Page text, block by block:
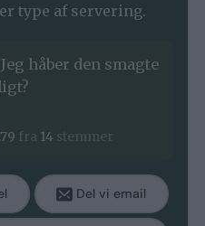
type af servering.
håber den smagte
fra 14 stemmer
Del vi email